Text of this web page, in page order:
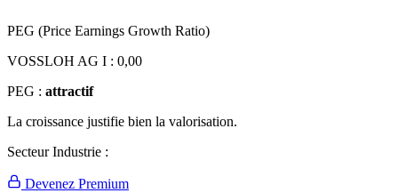
PEG (Price Earnings Growth Ratio)
VOSSLOH AG I : 0,00
PEG : attractif
La croissance justifie bien la valorisation.
Secteur Industrie :
Devenez Premium